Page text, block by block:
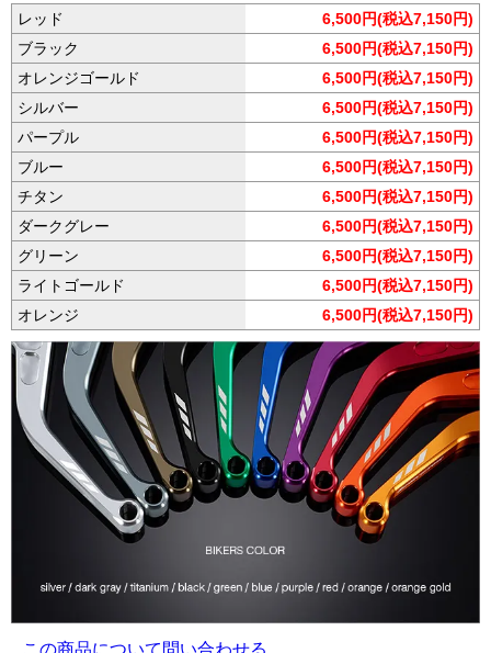
レッド
6,500円(税込7,150円)
ブラック
6,500円(税込7,150円)
オレンジゴールド
6,500円(税込7,150円)
シルバー
6,500円(税込7,150円)
パープル
6,500円(税込7,150円)
ブルー
6,500円(税込7,150円)
チタン
6,500円(税込7,150円)
ダークグレー
6,500円(税込7,150円)
グリーン
6,500円(税込7,150円)
ライトゴールド
6,500円(税込7,150円)
オレンジ
6,500円(税込7,150円)
この商品について問い合わせる